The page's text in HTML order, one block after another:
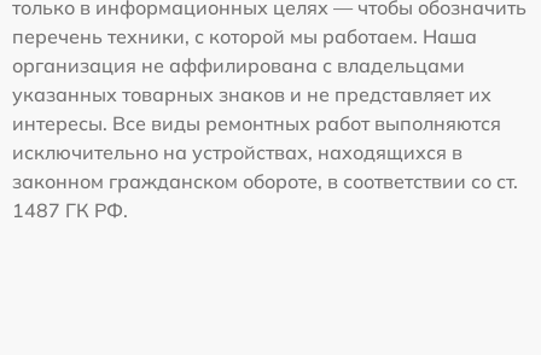
только в информационных целях — чтобы обозначить
перечень техники, с которой мы работаем. Наша
организация не аффилирована с владельцами
указанных товарных знаков и не представляет их
интересы. Все виды ремонтных работ выполняются
исключительно на устройствах, находящихся в
законном гражданском обороте, в соответствии со ст.
1487 ГК РФ.